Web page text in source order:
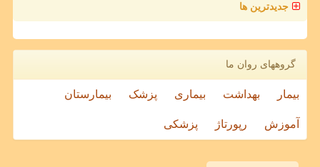
جدیدترین ها
گروههای روان ما
بیمار بهداشت بیماری پزشک بیمارستان
آموزش رپورتاژ پزشکی